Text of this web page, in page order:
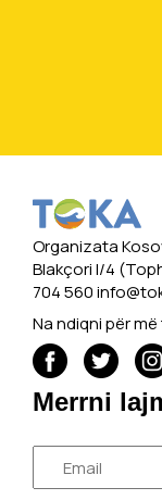
Organizata
Blakçori I/4
704 560
Na ndiqni për
Merrni